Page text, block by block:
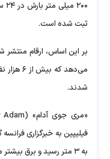
ثبت شده است.
بر این اساس، ارقام
می‌دهد
شدند.
فیلیپین به خبرگزاری
به ۳ متر رسید و برق بیشتر مناطق قطع شده است.